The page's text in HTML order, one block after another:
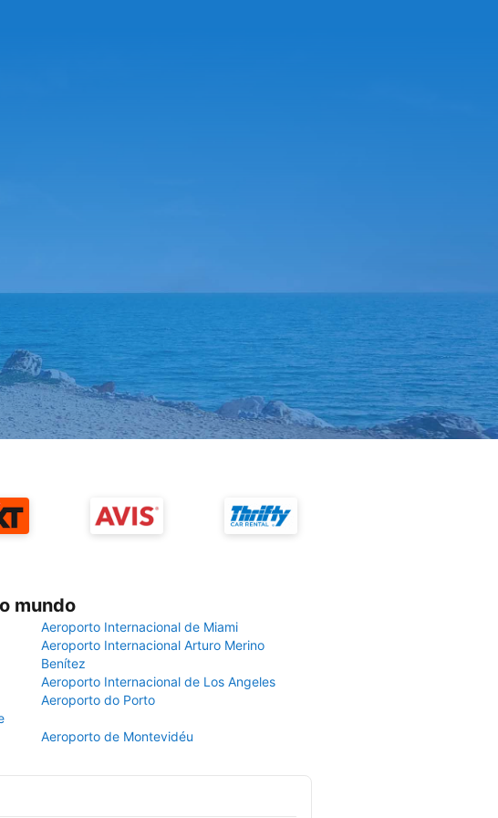
mundo
Aeroporto Internacional de Miami
Aeroporto Internacional Arturo Merino
Benítez
Aeroporto Internacional de Los Angeles
Aeroporto do Porto
Aeroporto de Montevidéu